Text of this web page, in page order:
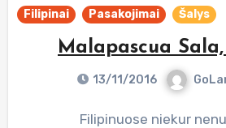
Filipinai Pasakojimai Šalys
Malapascua
13/11/2016
Filipinuose niekur nenuskubėsi…